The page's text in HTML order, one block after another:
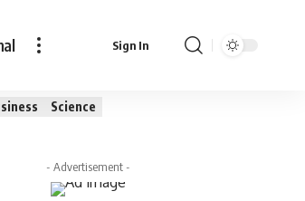
Sign In
Science
- Advertisement -